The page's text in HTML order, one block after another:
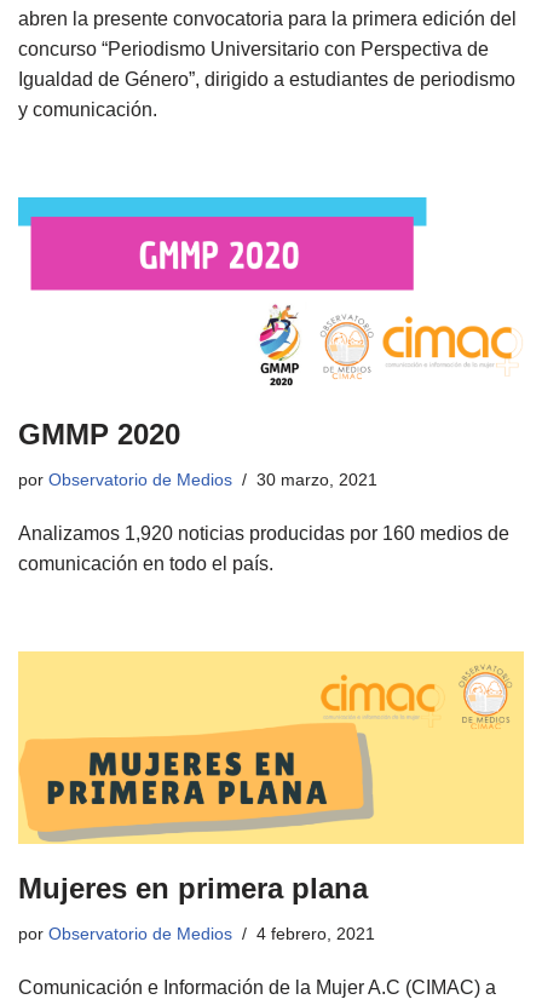
abren la presente convocatoria para la primera edición del
concurso “Periodismo Universitario con Perspectiva de
Igualdad de Género”, dirigido a estudiantes de periodismo
y comunicación.
GMMP 2020
por Observatorio de Medios 30 marzo, 2021
Analizamos 1,920 noticias producidas por 160 medios de
comunicación en todo el país.
Mujeres en primera plana
por Observatorio de Medios 4 febrero, 2021
Comunicación e Información de la Mujer A.C (CIMAC) a